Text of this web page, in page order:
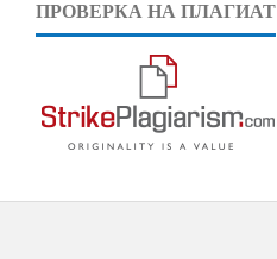
ПРОВЕРКА НА ПЛАГИАТ